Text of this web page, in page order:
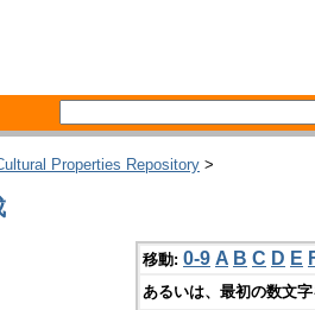
Properties Repository >
移動: 0-9 A B C D E
あるいは、最初の数文